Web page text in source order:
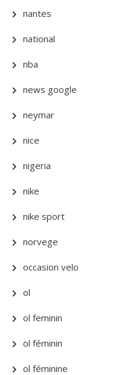
nantes
national
nba
news google
neymar
nice
nigeria
nike
nike sport
norvege
occasion velo
ol
ol feminin
ol féminin
ol féminine